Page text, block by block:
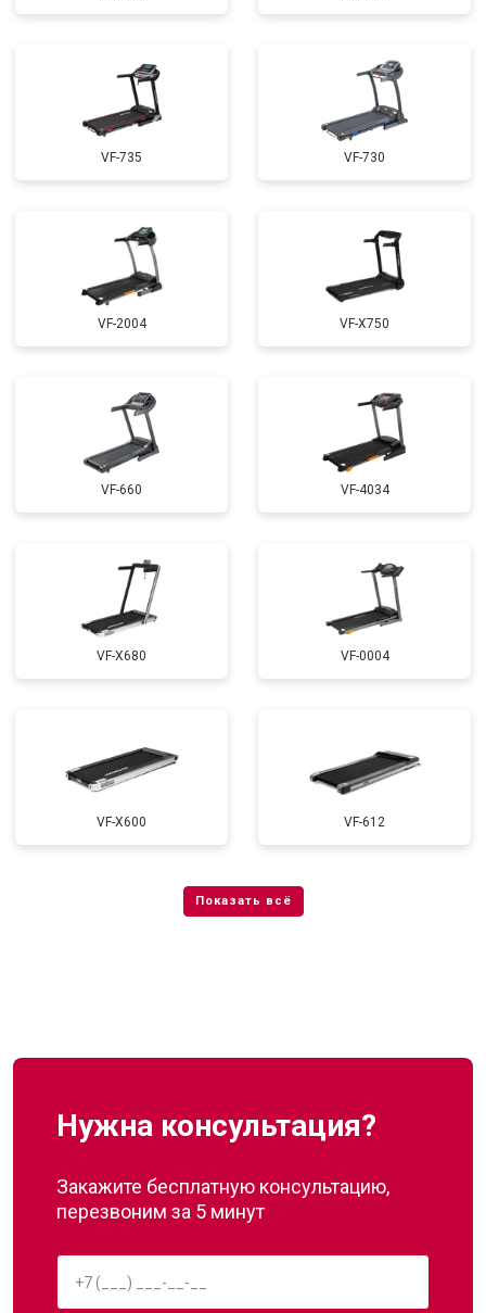
VF-735 VF-730
VF-2004 VF-X750
VF-660 VF-4034
VF-X680 VF-0004
VF-X600 VF-612
Нужна консультация?
Закажите бесплатную консультацию,
перезвоним за 5 минут